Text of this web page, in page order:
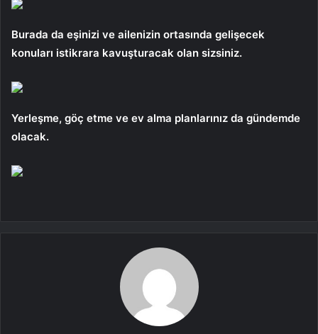
Burada da eşinizi ve ailenizin ortasında gelişecek
konuları istikrara kavuşturacak olan sizsiniz.
Yerleşme, göç etme ve ev alma planlarınız da gündemde
olacak.